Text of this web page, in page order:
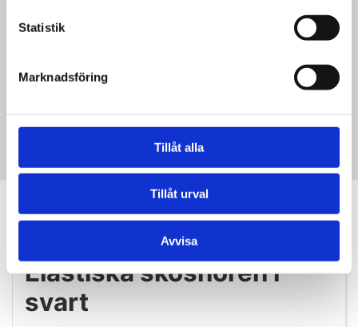
Statistik
Marknadsföring
Tillåt alla
Tillåt urval
Avvisa
Information Specifications
Elastiska skosnören i
svart